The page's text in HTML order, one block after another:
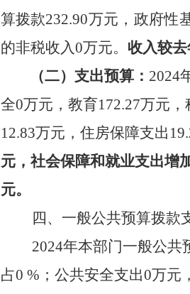
算拨款232.90万元，政府性
的非税收入0万元。 收入较
（二）支出预算： 2024
全0万元，教育172.27万元，
12.83万元，住房保障支出
元，社会保障和就业支出增
元。
四、一般公共预算拨款
2024年本部门一般公共
占0 %；公共安全支出0万元